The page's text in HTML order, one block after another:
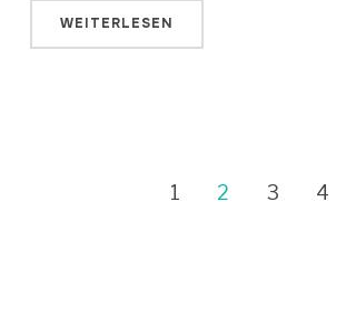
WEITERLESEN
1 2 3 4